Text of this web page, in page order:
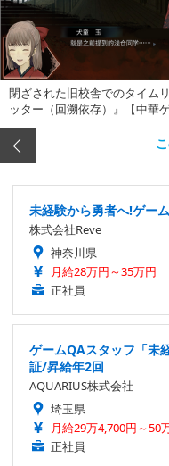
閉ざされた旧校舎でのタイム
ッター（回溯依存）』【中華
未経験から勇者へ!ゲー
株式会社Reve
神奈川県
月給28万円～35万円
正社員
ゲームQAスタッフ「未
証/昇給年2回
AQUARIUS株式会社
埼玉県
月給29万4,700円～50
正社員